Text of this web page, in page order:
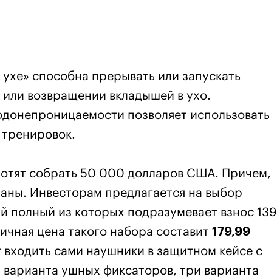
способна прерывать или запускать
возвращении вкладышей в ухо.
позволяет использовать
собрать 50 000 долларов США. Причем,
Инвесторам предлагается на выбор
полный из которых подразумевает взнос 139
цена такого набора составит 179,99
входить сами наушники в защитном кейсе с
ушных фиксаторов, три варианта